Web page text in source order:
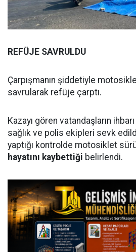
REFÜJE SAVRULDU
Çarpışmanın şiddetiyle
savrularak refüje çarptı.
Kazayı gören vatandaşların
sağlık ve polis ekipleri sevk
yaptığı kontrolde motosiklet
hayatını kaybettiği belirlendi.